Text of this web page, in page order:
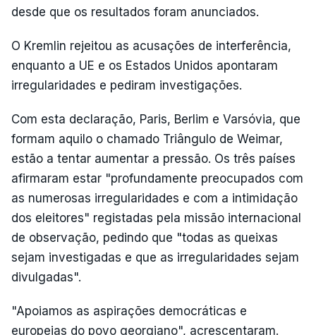
desde que os resultados foram anunciados.
O Kremlin rejeitou as acusações de interferência,
enquanto a UE e os Estados Unidos apontaram
irregularidades e pediram investigações.
Com esta declaração, Paris, Berlim e Varsóvia, que
formam aquilo o chamado Triângulo de Weimar,
estão a tentar aumentar a pressão. Os três países
afirmaram estar "profundamente preocupados com
as numerosas irregularidades e com a intimidação
dos eleitores" registadas pela missão internacional
de observação, pedindo que "todas as queixas
sejam investigadas e que as irregularidades sejam
divulgadas".
"Apoiamos as aspirações democráticas e
europeias do povo georgiano", acrescentaram.